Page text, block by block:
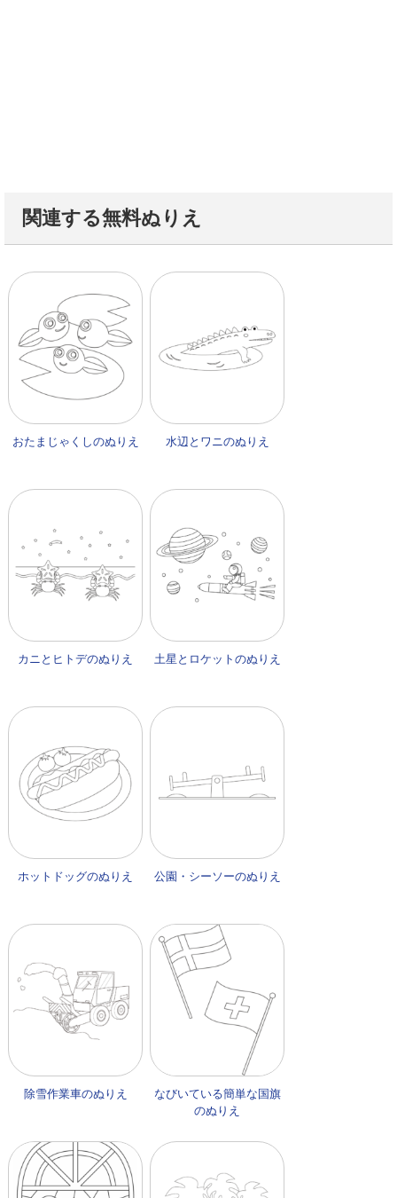
関連する無料ぬりえ
おたまじゃくしのぬりえ 水辺とワニのぬりえ
カニとヒトデのぬりえ 土星とロケットのぬりえ
ホットドッグのぬりえ 公園・シーソーのぬりえ
除雪作業車のぬりえ
なびいている簡単な国旗
のぬりえ